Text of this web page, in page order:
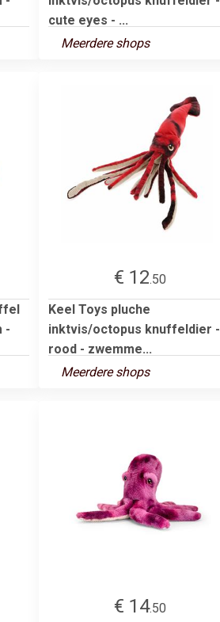
cute eyes - ...
Meerdere shops
-
€ 12.50
Keel Toys pluche
inktvis/octopus knuffeldier -
rood - zwemme...
Meerdere shops
€ 14.50